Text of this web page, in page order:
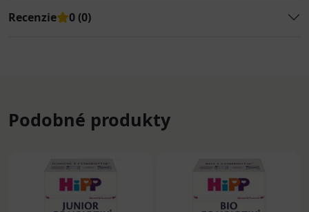
Recenzie 0 (0)
Podobné produkty